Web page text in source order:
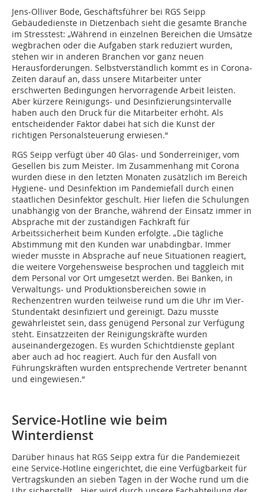
Jens-Olliver Bode, Geschäftsführer bei RGS Seipp
Gebäudedienste in Dietzenbach sieht die gesamte Branche
im Stresstest: „Während in einzelnen Bereichen die Umsätze
wegbrachen oder die Aufgaben stark reduziert wurden,
stehen wir in anderen Branchen vor ganz neuen
Herausforderungen. Selbstverständlich kommt es in Corona-
Zeiten darauf an, dass unsere Mitarbeiter unter
erschwerten Bedingungen hervorragende Arbeit leisten.
Aber kürzere Reinigungs- und Desinfizierungsintervalle
haben auch den Druck für die Mitarbeiter erhöht. Als
entscheidender Faktor dabei hat sich die Kunst der
richtigen Personalsteuerung erwiesen.“
RGS Seipp verfügt über 40 Glas- und Sonderreiniger, vom
Gesellen bis zum Meister. Im Zusammenhang mit Corona
wurden diese in den letzten Monaten zusätzlich im Bereich
Hygiene- und Desinfektion im Pandemiefall durch ­einen
staatlichen Desinfektor geschult. Hier liefen die Schulungen
unabhängig von der Branche, während der Einsatz immer in
Absprache mit der zuständigen Fachkraft für
Arbeitssicherheit beim Kunden erfolgte. „Die tägliche
Abstimmung mit den Kunden war unabdingbar. Immer
wieder musste in Absprache auf neue Situationen reagiert,
die weitere Vorgehensweise besprochen und taggleich mit
dem Personal vor Ort umgesetzt werden. Bei Banken, in
Verwaltungs- und Produktionsbereichen sowie in
Rechenzentren wurden teilweise rund um die Uhr im Vier-
Stundentakt desinfiziert und gereinigt. Dazu musste
gewährleistet sein, dass genügend Personal zur Verfügung
steht. Einsatzzeiten der Reinigungskräfte wurden
auseinandergezogen. Es wurden Schichtdienste geplant
aber auch ad hoc reagiert. Auch für den Ausfall von
Führungskräften wurden entsprechende Vertreter benannt
und eingewiesen.“
Service-Hotline wie beim
Winterdienst
Darüber hinaus hat RGS Seipp extra für die Pandemiezeit
eine Service-Hotline eingerichtet, die eine Verfügbarkeit für
Vertragskunden an sieben Tagen in der Woche rund um die